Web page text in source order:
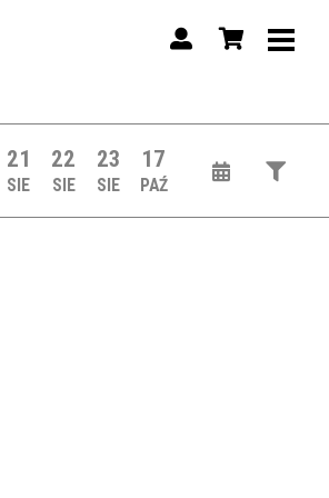
21
SIE
22
SIE
23
SIE
17
PAŹ